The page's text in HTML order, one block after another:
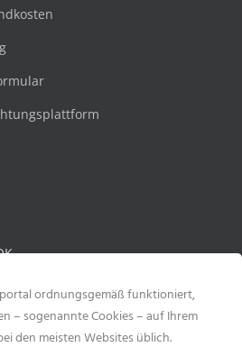
ordnungsgemäß funktioniert,
– sogenannte Cookies – auf Ihrem
den meisten Websites üblich.